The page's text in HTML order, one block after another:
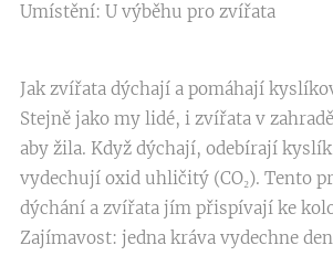
Umístění: U výběhu pro zvířata
Jak zvířata dýchají a pomáhají
Stejně jako my lidé, i zvířata v
aby žila. Když dýchají, odebírají kyslík
vydechují oxid uhličitý (CO₂). Tento
dýchání a zvířata jím přispívají ke
Zajímavost: jedna kráva vydechne